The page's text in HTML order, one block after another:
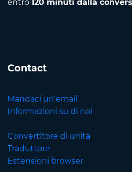
entro 120 minuti dalla
Contact
Mandaci un'email
Informazioni su di noi
Convertitore di unità
Traduttore
Estensioni browser